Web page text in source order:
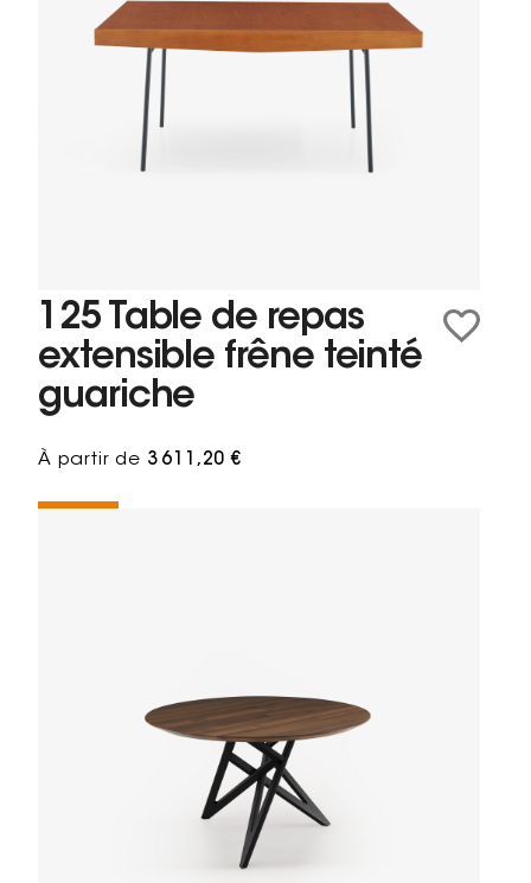
125 Table de repas
extensible frêne teinté
guariche
À partir de 3 611,20 €